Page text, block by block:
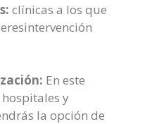
clínicas a los que
En este
y
la opción de